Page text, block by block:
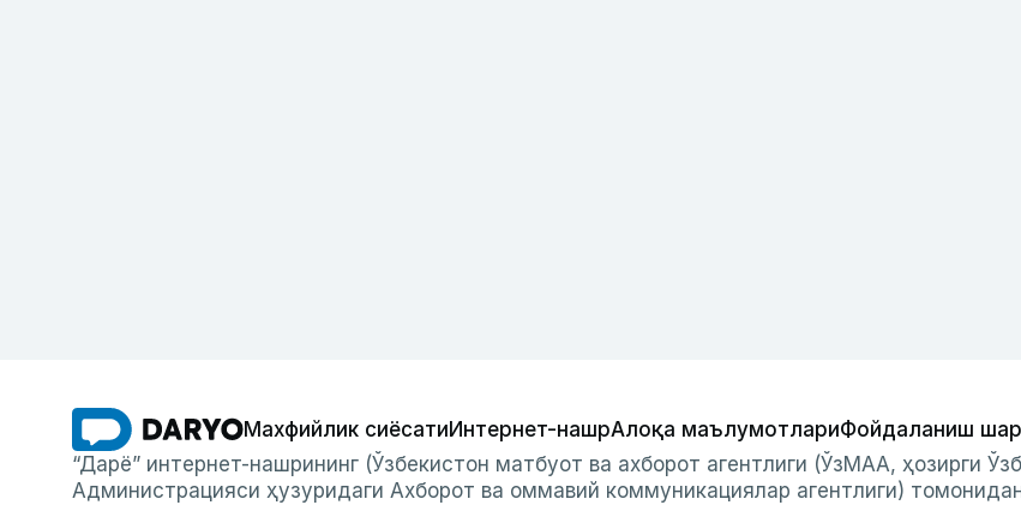
Махфийлик сиёсатиИнтернет-нашрАлоқа маълумотлариФойдаланиш
“Дарё” интернет-нашрининг (Ўзбекистон матбуот ва ахборот агентлиги (ЎзМАА, ҳозирги
Администрацияси ҳузуридаги Ахборот ва оммавий коммуникациялар агентлиги)